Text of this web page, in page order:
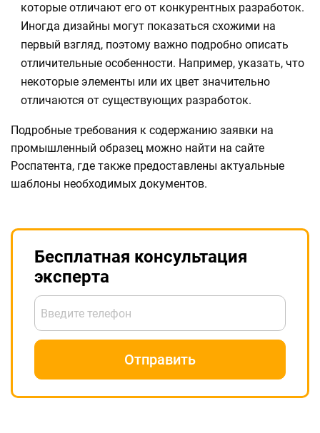
которые отличают его от конкурентных разработок.
Иногда дизайны могут показаться схожими на
первый взгляд, поэтому важно подробно описать
отличительные особенности. Например, указать, что
некоторые элементы или их цвет значительно
отличаются от существующих разработок.
Подробные требования к содержанию заявки на
промышленный образец можно найти на сайте
Роспатента, где также предоставлены актуальные
шаблоны необходимых документов.
Бесплатная консультация
эксперта
Введите телефон
Отправить